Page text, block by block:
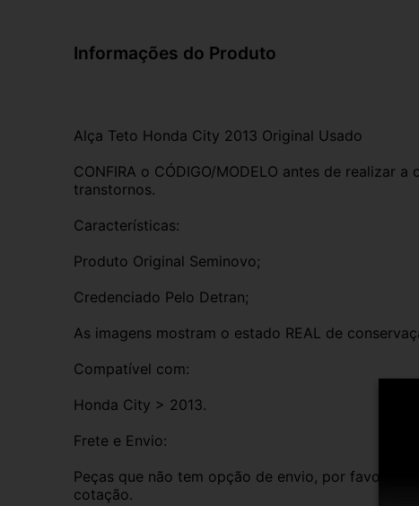
Informações do Produto
Alça Teto Honda City 2013 Original Usado
CONFIRA o CÓDIGO/MODELO antes de realizar
transtornos.
Características:
Produto Original Seminovo;
Credenciado Pelo Detran;
As imagens mostram o estado REAL de
Compatível com:
Honda City > 2013.
Frete e Envio:
Peças que não tem opção de envio, por favor
cotação.